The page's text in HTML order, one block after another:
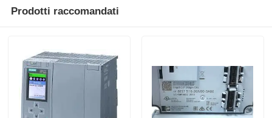
Visita alla fabbrica
Controllo Qualità
Contattaci
Prodotti raccomandati